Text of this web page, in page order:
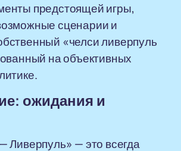
предстоящей игры,
сценарии и
«челси ливерпуль
на объективных
ожидания и
Ливерпуль» — это всегда